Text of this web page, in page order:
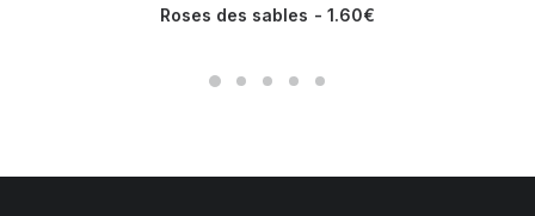
Roses des sables 1.60€